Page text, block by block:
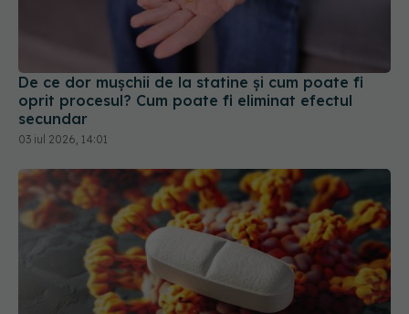
De ce dor mușchii de la statine și cum poate fi
oprit procesul? Cum poate fi eliminat efectul
secundar
03 iul 2026, 14:01